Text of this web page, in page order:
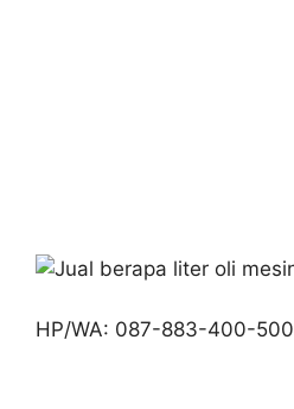
HP/WA: 087-883-400-500